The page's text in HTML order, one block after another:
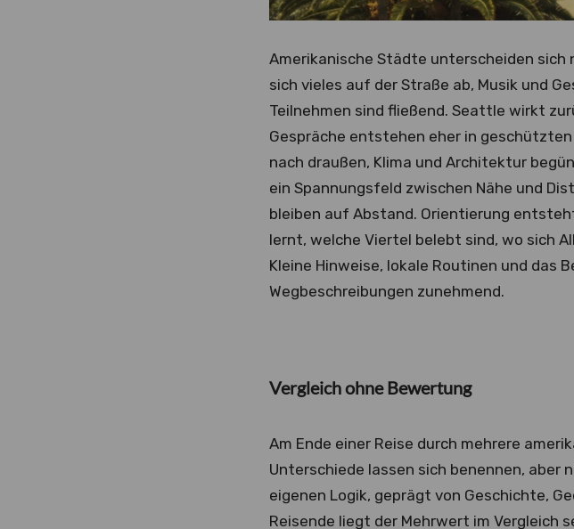
Amerikanische Städte unterscheiden sich
sich vieles auf der Straße ab, Musik und
Teilnehmen sind fließend. Seattle wirkt
Gespräche entstehen eher in
nach draußen, Klima und Architektur
ein Spannungsfeld zwischen Nähe und
bleiben auf Abstand. Orientierung
lernt, welche Viertel belebt sind, wo sich
Kleine Hinweise, lokale Routinen und das
Wegbeschreibungen zunehmend.
Vergleich ohne Bewertung
Am Ende einer Reise durch mehrere
Unterschiede lassen sich benennen,
eigenen Logik, geprägt von Geschichte,
Reisende liegt der Mehrwert im Vergleich